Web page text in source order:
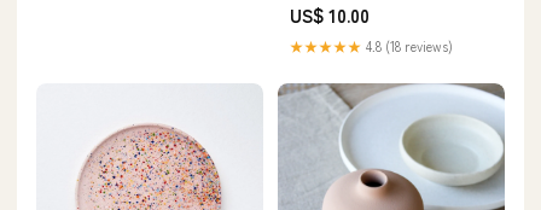
US$ 10.00
★★★★★ 4.8 (18 reviews)